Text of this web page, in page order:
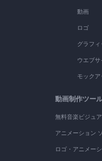
動画
ロゴ
グラフ
ウエブサ
モックア
動画制作ツー
無料音楽ビジュ
アニメーション
ロゴ・アニメー